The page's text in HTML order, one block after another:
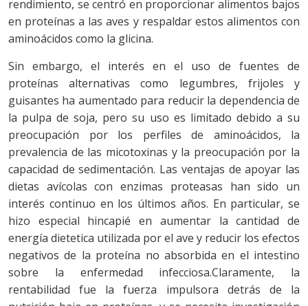
rendimiento, se centró en proporcionar alimentos bajos
en proteínas a las aves y respaldar estos alimentos con
aminoácidos como la glicina.
Sin embargo, el interés en el uso de fuentes de
proteínas alternativas como legumbres, frijoles y
guisantes ha aumentado para reducir la dependencia de
la pulpa de soja, pero su uso es limitado debido a su
preocupación por los perfiles de aminoácidos, la
prevalencia de las micotoxinas y la preocupación por la
capacidad de sedimentación. Las ventajas de apoyar las
dietas avícolas con enzimas proteasas han sido un
interés continuo en los últimos años. En particular, se
hizo especial hincapié en aumentar la cantidad de
energía dietetica utilizada por el ave y reducir los efectos
negativos de la proteína no absorbida en el intestino
sobre la enfermedad infecciosa.Claramente, la
rentabilidad fue la fuerza impulsora detrás de la